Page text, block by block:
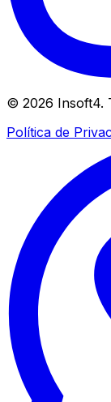
© 2026 Insoft4.
Política de